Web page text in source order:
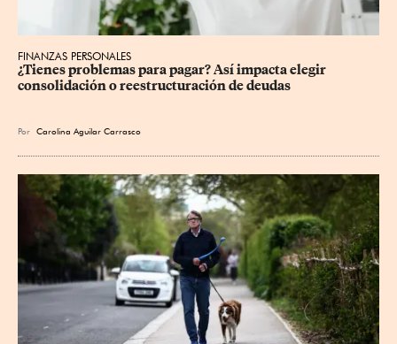
FINANZAS PERSONALES
¿Tienes problemas para pagar? Así impacta elegir
consolidación o reestructuración de deudas
Por Carolina Aguilar Carrasco